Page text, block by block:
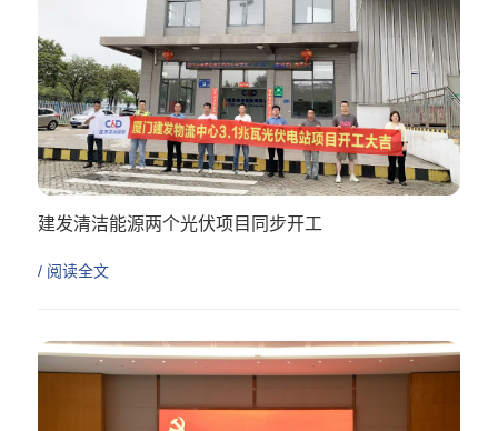
建发清洁能源两个光伏项目同步开工
/ 阅读全文